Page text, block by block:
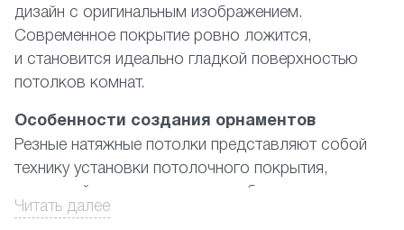
дизайн с оригинальным изображением.
Современное покрытие ровно ложится,
и становится идеально гладкой поверхностью
потолков комнат.
Особенности создания орнаментов
Резные натяжные потолки представляют собой
технику установки потолочного покрытия,
в которой используются два и более полотна
ПВХ-материала, где наружный имеет
Читать далее